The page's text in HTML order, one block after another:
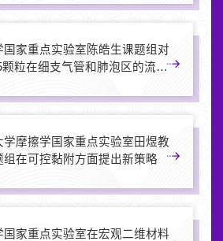
国家重点实验室陈皓生课题组对
颗粒在细支气管和肺泡区的流动
学摩擦学国家重点实验室田煜教
组在可控黏附方面提出新策略
国家重点实验室在宏观二维材料